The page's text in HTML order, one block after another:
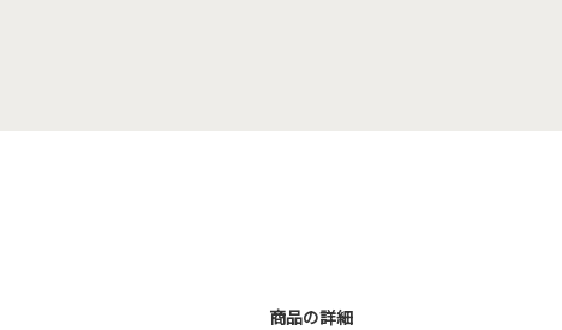
商品の詳細